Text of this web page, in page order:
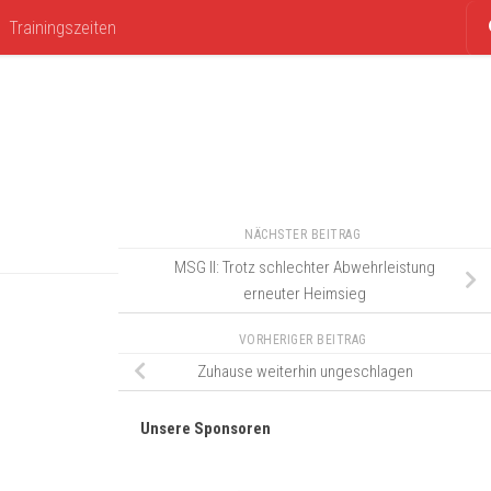
Trainingszeiten
NÄCHSTER BEITRAG
MSG II: Trotz schlechter Abwehrleistung
erneuter Heimsieg
VORHERIGER BEITRAG
Zuhause weiterhin ungeschlagen
Unsere Sponsoren